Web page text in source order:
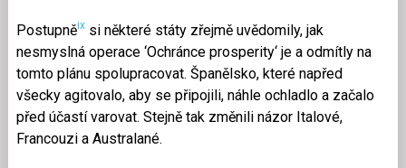
Postupněixsi některé státy zřejmě uvědomily, jak
nesmyslná operace ‘Ochránce prosperity‘ je a odmítly na
tomto plánu spolupracovat. Španělsko, které napřed
všecky agitovalo, aby se připojili, náhle ochladlo a začalo
před účastí varovat. Stejně tak změnili názor Italové,
Francouzi a Australané.